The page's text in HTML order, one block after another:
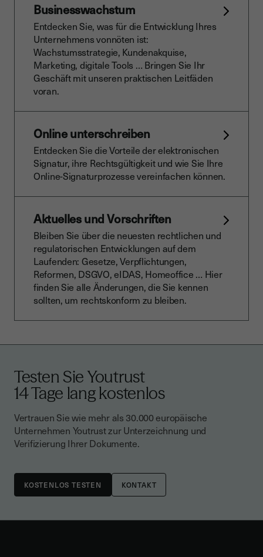
Businesswachstum
Entdecken Sie, was für die Entwicklung Ihres
Unternehmens vonnöten ist:
Wachstumsstrategie, Kundenakquise,
Marketing, digitale Tools … Bringen Sie Ihr
Geschäft mit unseren praktischen Leitfäden
voran.
Online unterschreiben
Entdecken Sie die Vorteile der elektronischen
Signatur, ihre Rechtsgültigkeit und wie Sie Ihre
Online-Signaturprozesse vereinfachen können.
Aktuelles und Vorschriften
Bleiben Sie über die neuesten rechtlichen und
regulatorischen Entwicklungen auf dem
Laufenden: Gesetze, Verpflichtungen,
Reformen, DSGVO, eIDAS, Homeoffice … Hier
finden Sie alle Änderungen, die Sie kennen
sollten, um rechtskonform zu bleiben.
Testen Sie Youtrust
14 Tage lang kostenlos
Vertrauen Sie wie mehr als 30.000 europäische
Unternehmen Youtrust zur Unterzeichnung und
Verifizierung Ihrer Dokumente.
KONTAKT